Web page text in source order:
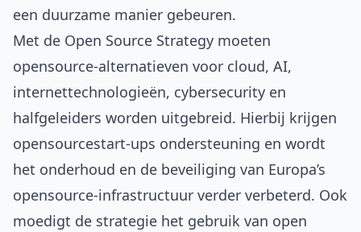
een duurzame manier gebeuren.
Met de Open Source Strategy moeten
opensource-alternatieven voor cloud, AI,
internettechnologieën, cybersecurity en
halfgeleiders worden uitgebreid. Hierbij krijgen
opensourcestart-ups ondersteuning en wordt
het onderhoud en de beveiliging van Europa’s
opensource-infrastructuur verder verbeterd. Ook
moedigt de strategie het gebruik van open